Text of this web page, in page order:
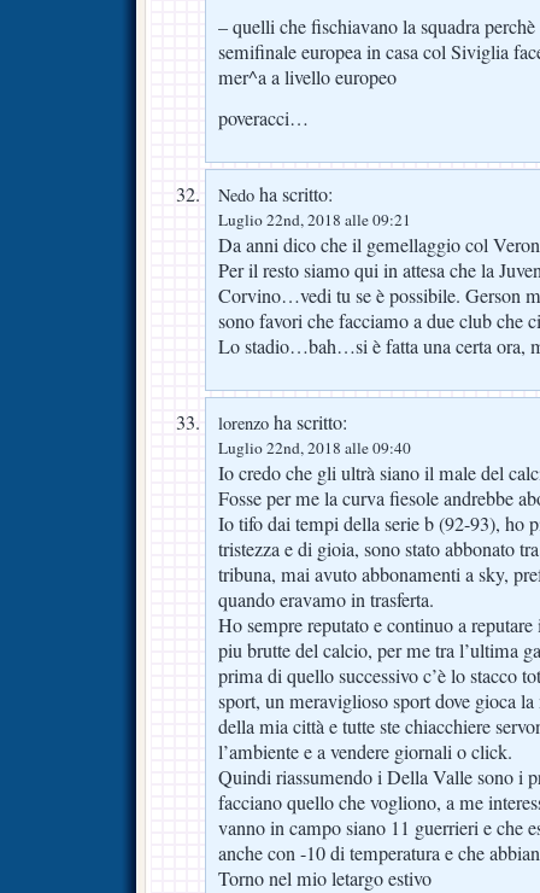
– quelli che fischiavano la squadra
semifinale europea in casa col Siviglia
mer^a a livello europeo
poveracci…
Nedo ha scritto:
Luglio 22nd, 2018 alle 09:21
Da anni dico che il gemellaggio col
Per il resto siamo qui in attesa che la
Corvino…vedi tu se è possibile. Gerson
sono favori che facciamo a due club che
Lo stadio…bah…si è fatta una certa ora,
lorenzo ha scritto:
Luglio 22nd, 2018 alle 09:40
Io credo che gli ultrà siano il male del
Fosse per me la curva fiesole andrebbe
Io tifo dai tempi della serie b (92-93), ho
tristezza e di gioia, sono stato abbonato
tribuna, mai avuto abbonamenti a sky,
quando eravamo in trasferta.
Ho sempre reputato e continuo a
piu brutte del calcio, per me tra l’ultima
prima di quello successivo c’è lo stacco
sport, un meraviglioso sport dove gioca
della mia città e tutte ste chiacchiere
l’ambiente e a vendere giornali o click.
Quindi riassumendo i Della Valle sono i
facciano quello che vogliono, a me
vanno in campo siano 11 guerrieri e che
anche con -10 di temperatura e che
Torno nel mio letargo estivo